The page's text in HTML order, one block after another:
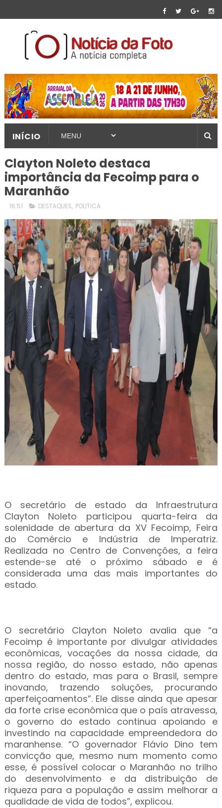
INÍCIO
Clayton Noleto destaca
importância da Fecoimp para o
Maranhão
16:51 DESTAQUES, POLITICA
O secretário de estado da Infraestrutura
Clayton Noleto participou quarta-feira da
solenidade de abertura da XV Fecoimp, Feira
do Comércio e Indústria de Imperatriz.
Realizada no Centro de Convenções, a feira
estende-se até o próximo sábado e é
considerada uma das mais importantes do
estado.
O secretário Clayton Noleto avalia que “a
Fecoimp é importante por divulgar atividades
econômicas, vocações da nossa cidade, da
nossa região, do nosso estado, não apenas
dentro do estado, mas para o Brasil, sempre
inovando, trazendo soluções, procurando
aperfeiçoamentos”. Ele disse ainda que apesar
da forte crise econômica que o país atravessa,
o governo do estado continua apoiando e
investindo na capacidade empreendedora do
maranhense. “O governador Flávio Dino tem
convicção que, mesmo num momento como
esse, é possível colocar o Maranhão no trilho
do desenvolvimento e da distribuição de
riqueza para a população e assim melhorar a
qualidade de vida de todos”, explicou.